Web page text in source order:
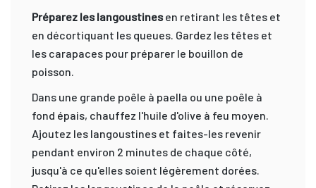
Préparez les langoustinesen retirant les têtes et
en décortiquant les queues. Gardez les têtes et
les carapaces pour préparer le bouillon de
poisson.
Dans une grande poêle à paella ou une poêle à
fond épais, chauffez l'huile d'olive à feu moyen.
Ajoutez les langoustines et faites-les revenir
pendant environ 2 minutes de chaque côté,
jusqu'à ce qu'elles soient légèrement dorées.